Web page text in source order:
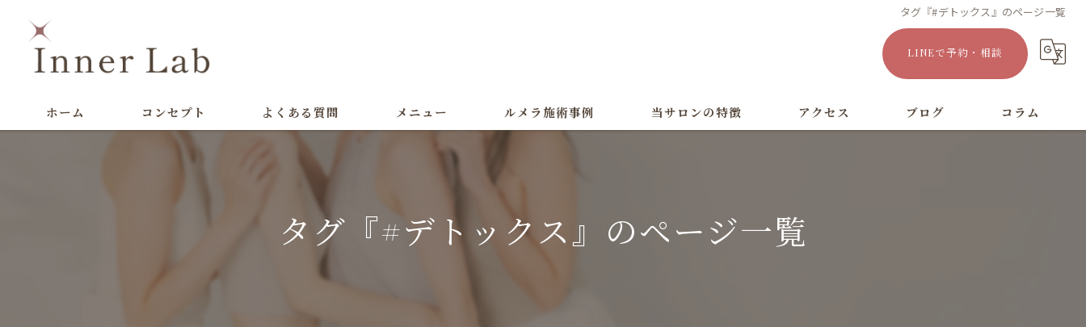
タグ『#デトックス』のページ一覧
LINEで予約・相談
ホーム コンセプト よくある質問 メニュー ルメラ施術事例 当サロンの特徴
色素沈着
アクセス ブログ コラム
タグ『#デトックス』のページ一覧